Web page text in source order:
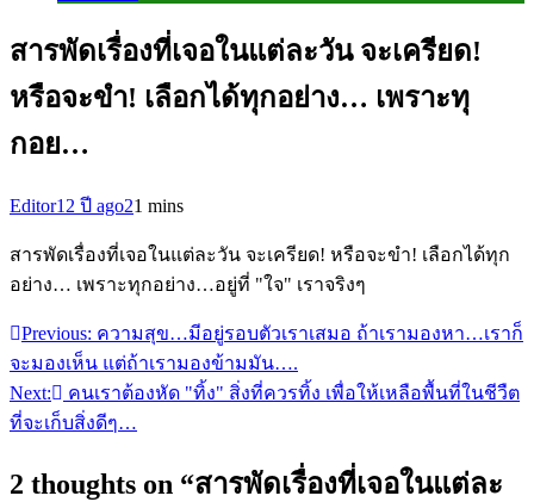
สารพัดเรื่องที่เจอในแต่ละวัน จะเครียด!
หรือจะขำ! เลือกได้ทุกอย่าง… เพราะทุ
กอย…
Editor12 ปี ago21 mins
สารพัดเรื่องที่เจอในแต่ละวัน จะเครียด! หรือจะขำ! เลือกได้ทุก
อย่าง… เพราะทุกอย่าง…อยู่ที่ "ใจ" เราจริงๆ
แนะแนว
เรื่อง
Previous: ความสุข…มีอยู่รอบตัวเราเสมอ ถ้าเรามองหา…เราก็
จะมองเห็น แต่ถ้าเรามองข้ามมัน….
Next:
คนเราต้องหัด "ทิ้ง" สิ่งที่ควรทิ้ง เพื่อให้เหลือพื้นที่ในชีวืต
ที่จะเก็บสิ่งดีๆ…
2 thoughts on “สารพัดเรื่องที่เจอในแต่ละ